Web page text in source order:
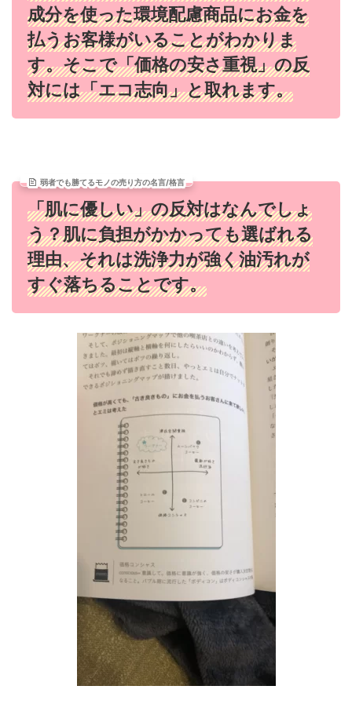
成分を使った環境配慮商品にお金を
払うお客様がいることがわかりま
す。そこで「価格の安さ重視」の反
対には「エコ志向」と取れます。
弱者でも勝てるモノの売り方の名言/格言
「肌に優しい」の反対はなんでしょ
う？肌に負担がかかっても選ばれる
理由、それは洗浄力が強く油汚れが
すぐ落ちることです。